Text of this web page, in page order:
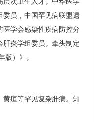
委员，中国罕见病联盟遗
医学会感染性疾病防控分
肝炎学组委员。牵头制定
版）》。
黄疸等罕见复杂肝病。知